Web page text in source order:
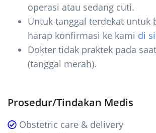
operasi atau sedang cuti.
Untuk tanggal terdekat untuk
harap konfirmasi ke kami di
Dokter tidak praktek pada
(tanggal merah).
Prosedur/Tindakan Medis
Obstetric care & delivery